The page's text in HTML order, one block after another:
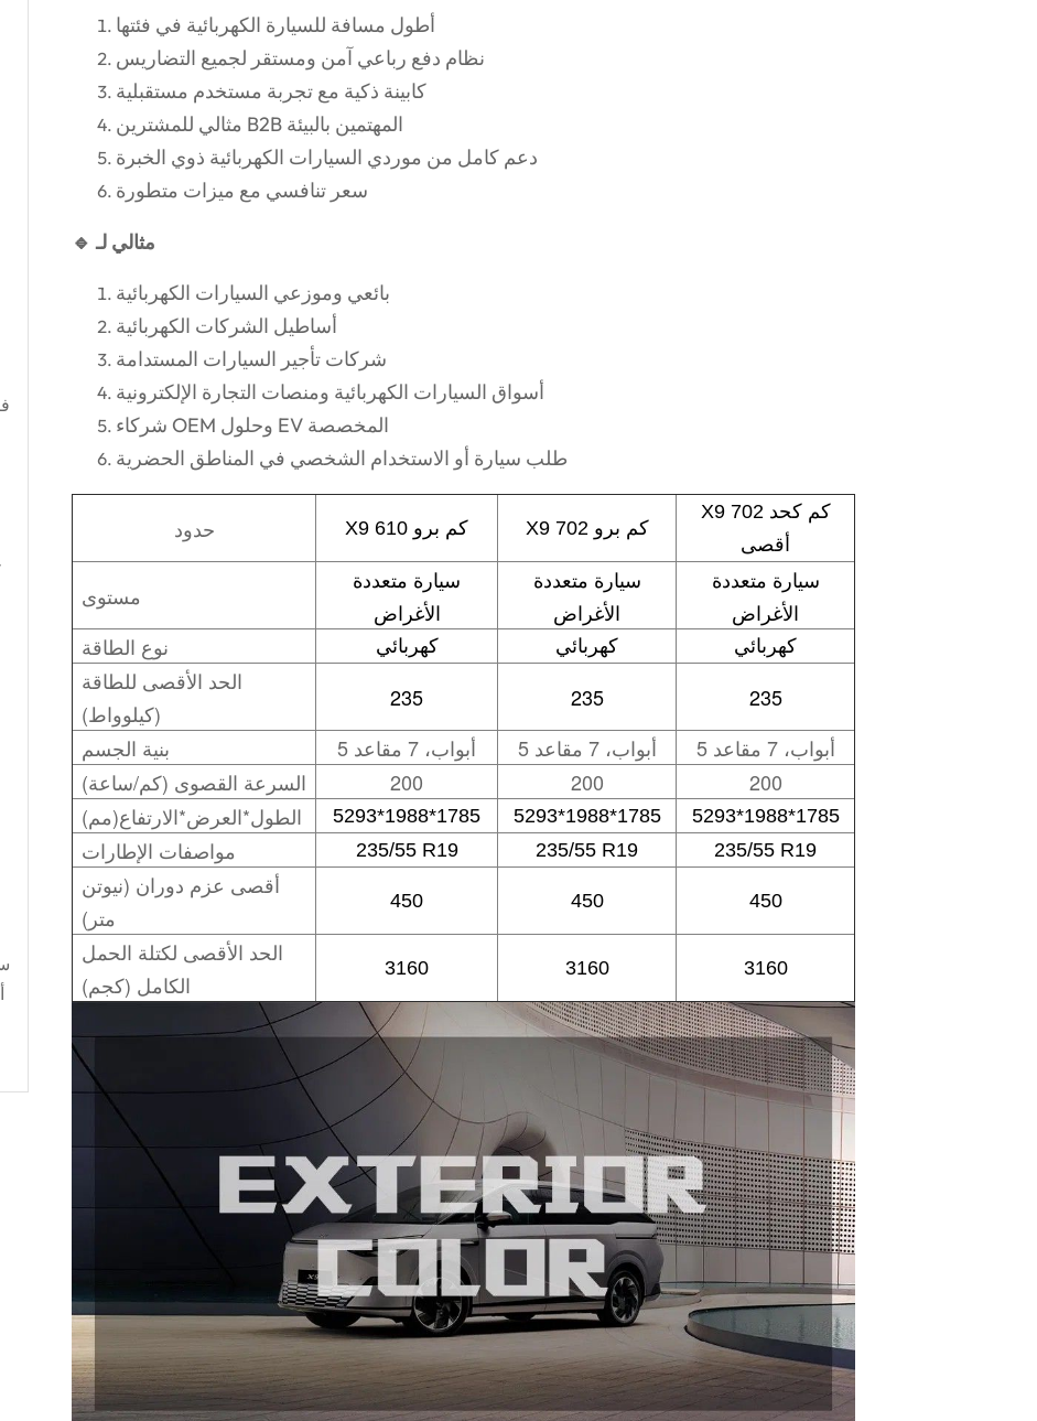
أطول مسافة للسيارة الكهربائية في فئتها
نظام دفع رباعي آمن ومستقر لجميع التضاريس
كابينة ذكية مع تجربة مستخدم مستقبلية
مثالي للمشترين B2B المهتمين بالبيئة
دعم كامل من موردي السيارات الكهربائية ذوي الخبرة
سعر تنافسي مع ميزات متطورة
🔹 مثالي لـ
بائعي وموزعي السيارات الكهربائية
أساطيل الشركات الكهربائية
شركات تأجير السيارات المستدامة
أسواق السيارات الكهربائية ومنصات التجارة الإلكترونية
شركاء OEM وحلول EV المخصصة
طلب سيارة أو الاستخدام الشخصي في المناطق الحضرية
حدود X9 610 كم برو X9 702 كم برو
X9 702 كم كحد
أقصى
مستوى
سيارة متعددة
الأغراض
سيارة متعددة
الأغراض
سيارة متعددة
الأغراض
نوع الطاقة
كهربائي كهربائي كهربائي
الحد الأقصى للطاقة
(كيلوواط)
235 235
235
بنية الجسم
5 أبواب، 7 مقاعد 5 أبواب، 7 مقاعد
5 أبواب، 7 مقاعد
السرعة القصوى (كم/ساعة)
200 200
200
الطول*العرض*الارتفاع(مم)
5293*1988*1785 5293*1988*1785 5293*1988*1785
مواصفات الإطارات 235/55 R19 235/55 R19 235/55 R19
أقصى عزم دوران (نيوتن
متر)
450 450 450
الحد الأقصى لكتلة الحمل
الكامل (كجم)
3160 3160 3160